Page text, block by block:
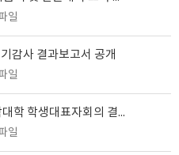
일
감사 결과보고서 공개
일
2026학년도 1학기 정기 자연과학대학 학생대표자회의 결과 공고
일